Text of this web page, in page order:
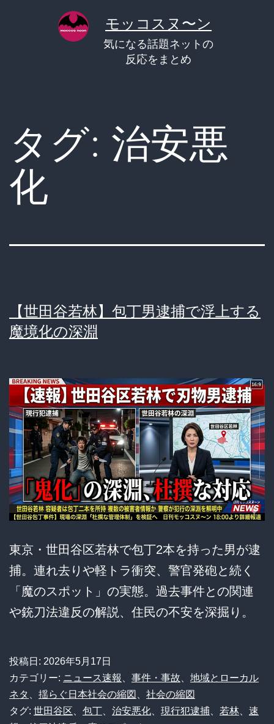
モッコスヌ〜ン
気になる話題ネットの
反応をまとめ
タグ: 治安悪
化
【世田谷若林】包丁男逮捕で浮上する
魔境化の深淵
東京・世田谷区若林で包丁2本を持った男が逮
捕。連れ去りや軽トラ衝突、警官発砲と続く
「魔のスポット」の実態。過去事件との関連
や銃刀法違反の解説、住民の不安を深掘り。
投稿日: 2026年5月17日
カテゴリー: ニュース速報 事件・事故
地域とローカル
ネタ
揺らぐ日本社会の縮図
社会の縮図
タグ: 世田谷区 包丁 治安悪化 現行犯逮捕 若林
速